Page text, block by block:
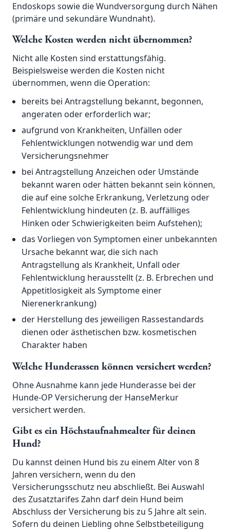
Endoskops sowie die Wundversorgung durch Nähen
(primäre und sekundäre Wundnaht).
Welche Kosten werden nicht übernommen?
Nicht alle Kosten sind erstattungsfähig.
Beispielsweise werden die Kosten nicht
übernommen, wenn die Operation:
bereits bei Antragstellung bekannt, begonnen,
angeraten oder erforderlich war;
aufgrund von Krankheiten, Unfällen oder
Fehlentwicklungen notwendig war und dem
Versicherungsnehmer
bei Antragstellung Anzeichen oder Umstände
bekannt waren oder hätten bekannt sein können,
die auf eine solche Erkrankung, Verletzung oder
Fehlentwicklung hindeuten (z. B. auffälliges
Hinken oder Schwierigkeiten beim Aufstehen);
das Vorliegen von Symptomen einer unbekannten
Ursache bekannt war, die sich nach
Antragstellung als Krankheit, Unfall oder
Fehlentwicklung herausstellt (z. B. Erbrechen und
Appetitlosigkeit als Symptome einer
Nierenerkrankung)
der Herstellung des jeweiligen Rassestandards
dienen oder ästhetischen bzw. kosmetischen
Charakter haben
Welche Hunderassen können versichert werden?
Ohne Ausnahme kann jede Hunderasse bei der
Hunde-OP Versicherung der HanseMerkur
versichert werden.
Gibt es ein Höchstaufnahmealter für deinen
Hund?
Du kannst deinen Hund bis zu einem Alter von 8
Jahren versichern, wenn du den
Versicherungsschutz neu abschließt. Bei Auswahl
des Zusatztarifes Zahn darf dein Hund beim
Abschluss der Versicherung bis zu 5 Jahre alt sein.
Sofern du deinen Liebling ohne Selbstbeteiligung